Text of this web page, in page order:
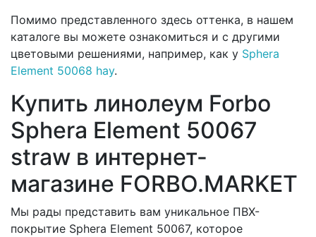
Помимо представленного здесь оттенка, в нашем
каталоге вы можете ознакомиться и с другими
цветовыми решениями, например, как у Sphera
Element 50068 hay.
Купить линолеум Forbo
Sphera Element 50067
straw в интернет-
магазине FORBO.MARKET
Мы рады представить вам уникальное ПВХ-
покрытие Sphera Element 50067, которое